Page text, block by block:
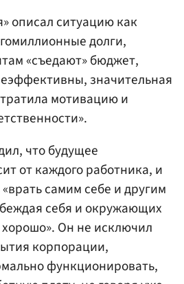
описал ситуацию как
долги,
«съедают» бюджет,
значительная
мотивацию и
что будущее
от каждого работника, и
самим себе и другим
себя и окружающих
хорошо». Он не исключил
корпорации,
функционировать,